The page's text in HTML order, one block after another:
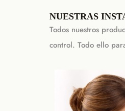
NUESTRAS
Todos nuestros
control. Todo ello